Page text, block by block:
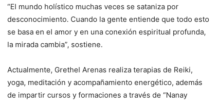
“El mundo holístico muchas veces se sataniza por
desconocimiento. Cuando la gente entiende que todo esto
se basa en el amor y en una conexión espiritual profunda,
la mirada cambia”, sostiene.
Actualmente, Grethel Arenas realiza terapias de Reiki,
yoga, meditación y acompañamiento energético, además
de impartir cursos y formaciones a través de “Nanay